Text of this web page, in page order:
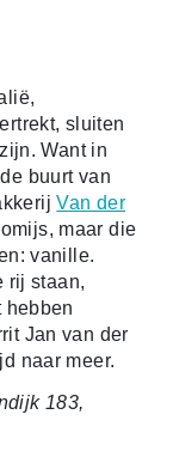
sluiten
Want in
buurt van
Van der
maar die
vanille.
rij staan,
hebben
Jan van der
naar meer.
183,